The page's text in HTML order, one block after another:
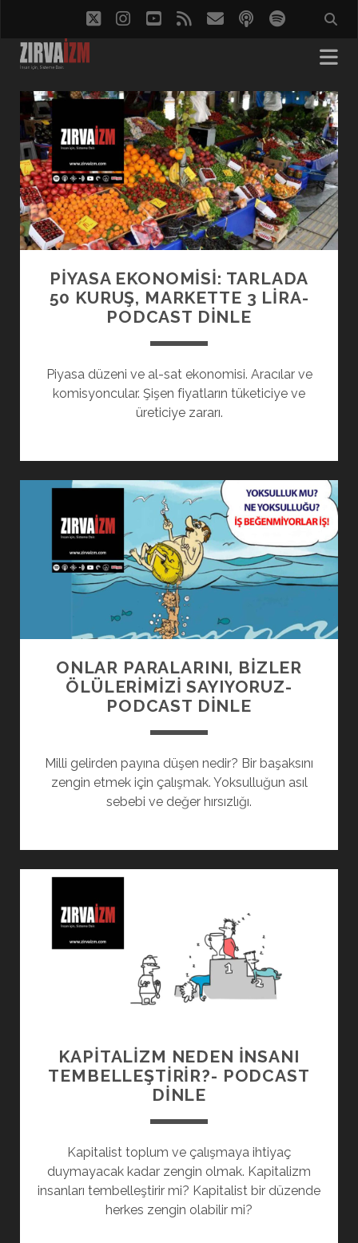
twitterinstagram
youtube
rss epostapodcastspotify
Zırvaizm
-
Türkçe
Podcast
Yazılar
PİYASA EKONOMİSİ: TARLADA
50 KURUŞ, MARKETTE 3 LİRA-
PODCAST DINLE
Piyasa düzeni ve al-sat ekonomisi. Aracılar ve
komisyoncular. Şişen fiyatların tüketiciye ve
üreticiye zararı.
ONLAR PARALARINI, BİZLER
ÖLÜLERİMİZİ SAYIYORUZ-
PODCAST DINLE
Milli gelirden payına düşen nedir? Bir başaksını
zengin etmek için çalışmak. Yoksulluğun asıl
sebebi ve değer hırsızlığı.
KAPİTALİZM NEDEN İNSANI
TEMBELLEŞTİRİR?- PODCAST
DINLE
Kapitalist toplum ve çalışmaya ihtiyaç
duymayacak kadar zengin olmak. Kapitalizm
insanları tembelleştirir mi? Kapitalist bir düzende
herkes zengin olabilir mi?